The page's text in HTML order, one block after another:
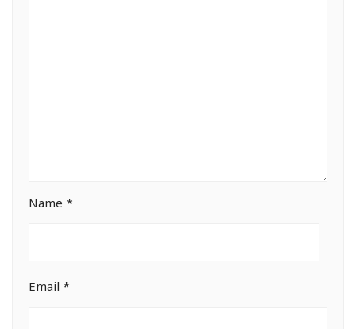
Name *
Email *